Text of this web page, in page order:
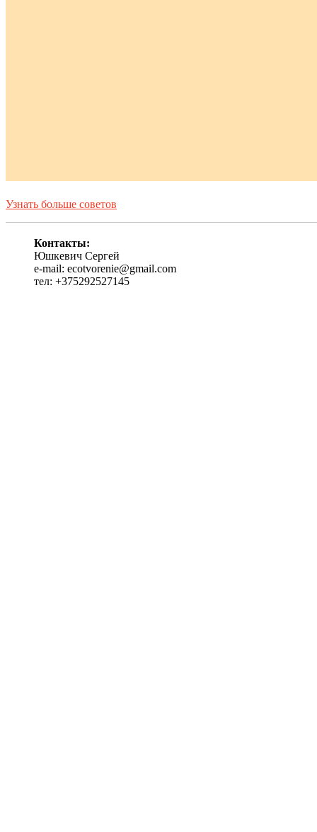
Узнать больше советов
Контакты:
Юшкевич Сергей
e-mail: ecotvorenie@gmail.com
тел: +375292527145